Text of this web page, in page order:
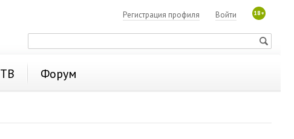
18+
Войти
Регистрация профиля
ТВ Форум